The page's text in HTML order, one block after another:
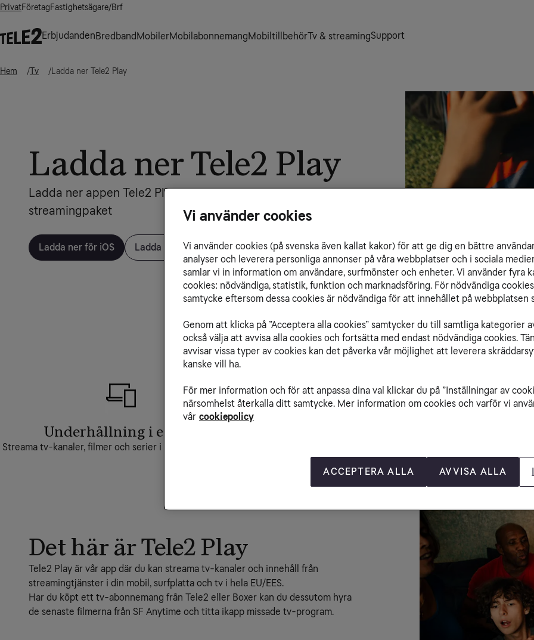
PrivatFöretagFastighetsägare/Brf
ErbjudandenBredbandMobilerMobilabonnemangMobiltillbehörTv & streamingSupport
Hem Tv Ladda ner Tele2 Play
Ladda ner Tele2 Play
Ladda ner appen Tele2 Play för att streama ditt tv- eller
streamingpaket
Ladda ner för iOS Ladda ner för Android
Underhållning i en app
Streama tv-kanaler, filmer och serier i en och samma app
Det här är Tele2 Play
Tele2 Play är vår app där du kan streama tv-kanaler och innehåll från
streamingtjänster i din mobil, surfplatta och tv i hela EU/EES.
Har du köpt ett tv-abonnemang från Tele2 eller Boxer kan du dessutom hyra
de senaste filmerna från SF Anytime och titta ikapp missade tv-program.
Vi använder cookies
Vi använder cookies (på svenska även kallat kakor) för att ge dig en bättre
analyser och leverera personliga annonser på våra webbplatser och i sociala
samlar vi in information om användare, surfmönster och enheter. Vi använder fyra
cookies: nödvändiga, statistik, funktion och marknadsföring. För nödvändiga
samtycke eftersom dessa cookies är nödvändiga för att innehållet på webbplatsen
Genom att klicka på ”Acceptera alla cookies” samtycker du till samtliga kategorier
också välja att avvisa alla cookies och fortsätta med endast nödvändiga cookies.
avvisar vissa typer av cookies kan det påverka vår möjlighet att leverera
kanske vill ha.
För mer information och för att anpassa dina val klickar du på ”Inställningar av
närsomhelst återkalla ditt samtycke. Mer information om cookies och varför vi
vår cookiepolicy
ACCEPTERA ALLA AVVISA ALLA